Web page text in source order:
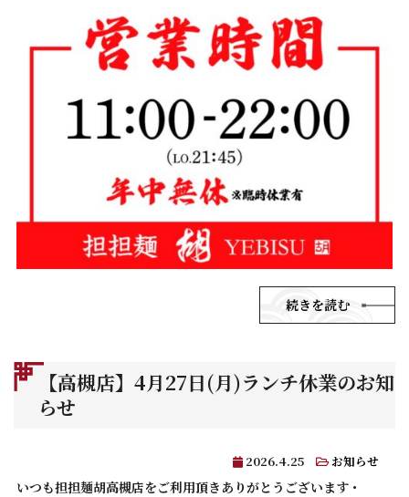
続きを読む
【高槻店】4月27日(月)ランチ休業のお知
らせ
2026.4.25 お知らせ
いつも担担麺胡高槻店をご利用頂きありがとうございます・